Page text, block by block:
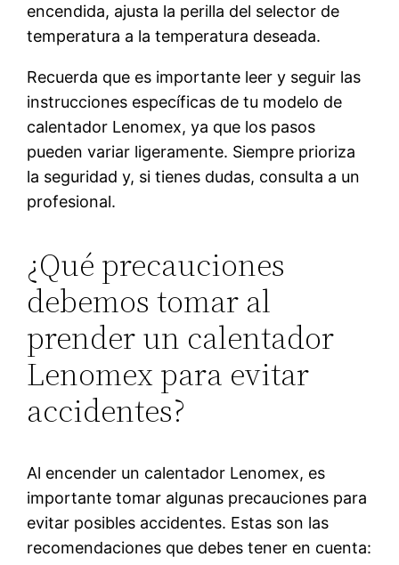
encendida, ajusta la perilla del selector de
temperatura a la temperatura deseada.
Recuerda que es importante leer y seguir las
instrucciones específicas de tu modelo de
calentador Lenomex, ya que los pasos
pueden variar ligeramente. Siempre prioriza
la seguridad y, si tienes dudas, consulta a un
profesional.
¿Qué precauciones
debemos tomar al
prender un calentador
Lenomex para evitar
accidentes?
Al encender un calentador Lenomex, es
importante tomar algunas precauciones para
evitar posibles accidentes. Estas son las
recomendaciones que debes tener en cuenta: